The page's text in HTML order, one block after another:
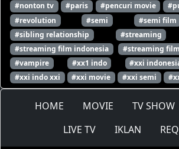
#nonton tv
#paris #pencuri movie
#revolution
#semi #semi film
#sibling relationship
#streaming
#streaming film indonesia
#streaming
#vampire
#xx1 indo #xxi
#xxi indo xxi
#xxi movie #xxi semi
HOME MOVIE TV SHOW
LIVE TV
IKLAN